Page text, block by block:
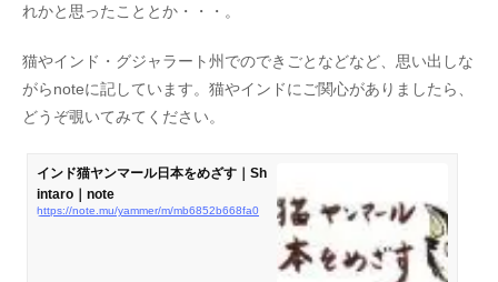
れかと思ったこととか・・・。
猫やインド・グジャラート州でのできごとなどなど、思い出しな
がらnoteに記しています。猫やインドにご関心がありましたら、
どうぞ覗いてみてください。
インド猫ヤンマール日本をめざす｜Sh
intaro｜note
https://note.mu/yammer/m/mb6852b668fa0